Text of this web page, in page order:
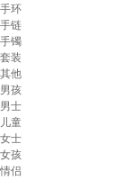
手环
手链
手镯
套装
其他
男孩
男士
儿童
女士
女孩
情侣